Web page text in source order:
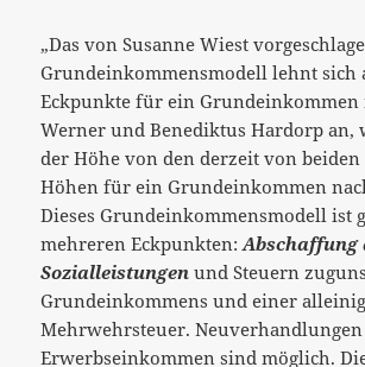
„Das von Susanne Wiest
Grundeinkommensmodell lehnt sich
Eckpunkte für ein Grundeinkommen
Werner und Benediktus Hardorp an,
der Höhe von den derzeit von
Höhen für ein Grundeinkommen
Dieses Grundeinkommensmodell ist
mehreren Eckpunkten:Abschaffung
Sozialleistungen und Steuern
Grundeinkommens und einer
Mehrwehrsteuer.
Erwerbseinkommen sind möglich.